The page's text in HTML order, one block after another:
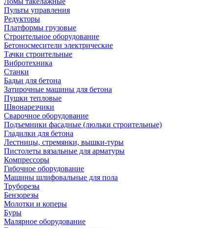
Пульты управления
Редукторы
Платформы грузовые
Строительное оборудование
Бетоносмесители электрические
Тачки строительные
Вибротехника
Станки
Бадьи для бетона
Затирочные машины для бетона
Пушки тепловые
Швонарезчики
Сварочное оборудование
Подъемники фасадные (люльки строительные)
Гладилки для бетона
Лестницы, стремянки, вышки-туры
Пистолеты вязальные для арматуры
Компрессоры
Гибочное оборудование
Машины шлифовальные для пола
Труборезы
Бензорезы
Молотки и коперы
Буры
Малярное оборудование